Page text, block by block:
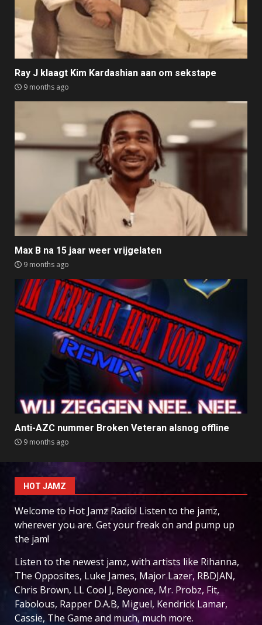
Ray J klaagt Kim Kardashian aan om sekstape
9 months ago
Max B na 15 jaar weer vrijgelaten
9 months ago
Anti-AZC nummer Broken Veteran alsnog offline
9 months ago
HOT JAMZ
Welcome to Hot Jamz Radio! Listen to the jamz,
wherever you are. Get your freak on and pump up
the jam!
Listen to the newest jamz, with artists like Rihanna,
The Opposites, Luke James, Major Lazer, RBDJAN,
Chris Brown, LL Cool J, Beyonce, Mr. Probz, Fit,
Fabolous, Rapper D.A.B, Miguel, Kendrick Lamar,
Cassie, The Game and much, much more.